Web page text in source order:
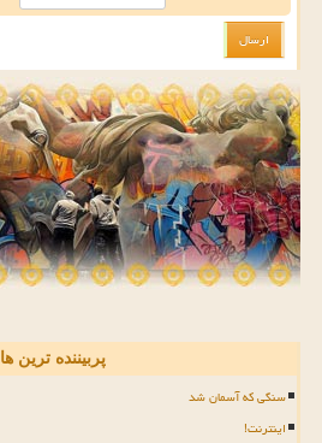
پربیننده ترین ها
سنگی که آسمان شد
اینترنت!